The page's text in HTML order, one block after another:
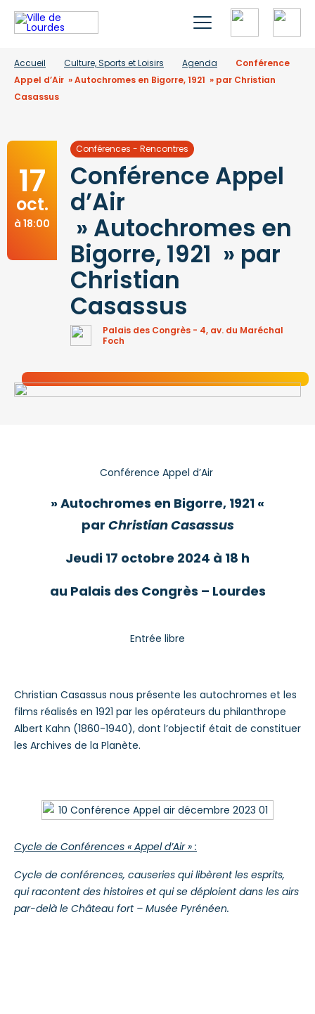
Accueil Culture, Sports et Loisirs Agenda
Conférence
Appel d’Air » Autochromes en Bigorre, 1921 » par Christian
Casassus
17
oct.
à 18:00
Conférences - Rencontres
Conférence Appel
d’Air
» Autochromes en
Bigorre, 1921 » par
Christian
Casassus
Palais des Congrès - 4, av. du Maréchal
Foch
Conférence Appel d’Air
» Autochromes en Bigorre, 1921 «
par Christian Casassus
Jeudi 17 octobre 2024 à 18 h
au Palais des Congrès – Lourdes
Entrée libre
Christian Casassus nous présente les autochromes et les
films réalisés en 1921 par les opérateurs du philanthrope
Albert Kahn (1860-1940), dont l’objectif était de constituer
les Archives de la Planète.
Cycle de Conférences « Appel d’Air » :
Cycle de conférences, causeries qui libèrent les esprits,
qui racontent des histoires et qui se déploient dans les airs
par-delà le Château fort – Musée Pyrénéen.